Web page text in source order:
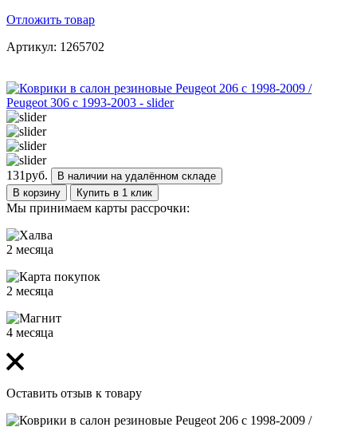
Отложить товар
Артикул: 1265702
131руб.
В наличии на удалённом складе
В корзину
Купить в 1 клик
Мы принимаем карты рассрочки:
2 месяца
2 месяца
4 месяца
Оставить отзыв к товару